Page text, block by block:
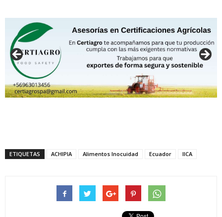
ETIQUETAS ACHIPIA Alimentos Inocuidad Ecuador IICA